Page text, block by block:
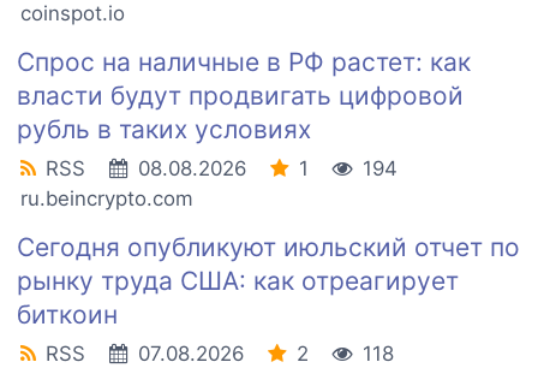
coinspot.io
Спрос на наличные в РФ растет: как
власти будут продвигать цифровой
рубль в таких условиях
RSS 08.08.2026 1
194
ru.beincrypto.com
Сегодня опубликуют июльский отчет по
рынку труда США: как отреагирует
биткоин
RSS 07.08.2026 2
118